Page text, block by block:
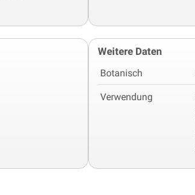
Weitere Daten
Botanisch
Verwendung